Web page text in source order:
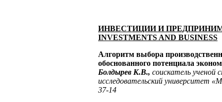
ИНВЕСТИЦИИ И
INVESTMENTSAND BUSINESS
Алгоритм выбора
обоснованного потенциала
Болдырев К.В., соискатель ученой
исследовательский университет
37-14